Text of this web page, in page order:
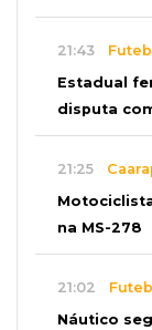
21:43
Estadual
disputa
21:25
na MS-278
21:02
Náutico